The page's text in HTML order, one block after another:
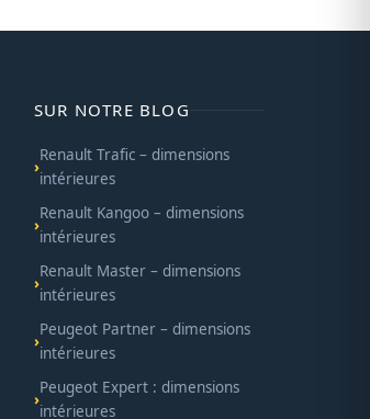
SUR NOTRE BLOG
Renault Trafic – dimensions
intérieures
Renault Kangoo – dimensions
intérieures
Renault Master – dimensions
intérieures
Peugeot Partner – dimensions
intérieures
Peugeot Expert : dimensions
intérieures